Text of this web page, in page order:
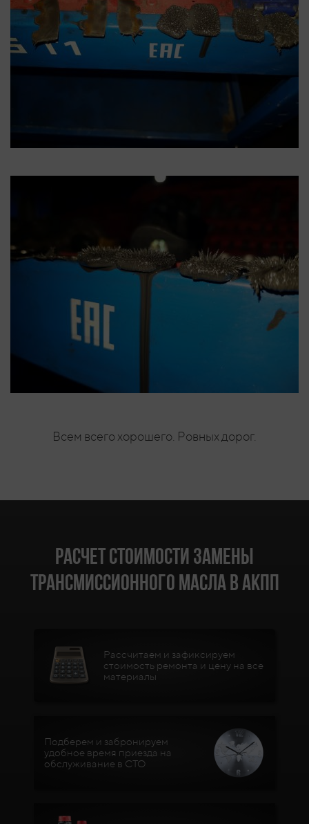
Всем всего хорошего. Ровных дорог.
Расчет стоимости замены
трансмиссионного масла в АКПП
Рассчитаем и зафиксируем
стоимость ремонта и цену на все
материалы
Подберем и забронируем
удобное время приезда на
обслуживание в СТО